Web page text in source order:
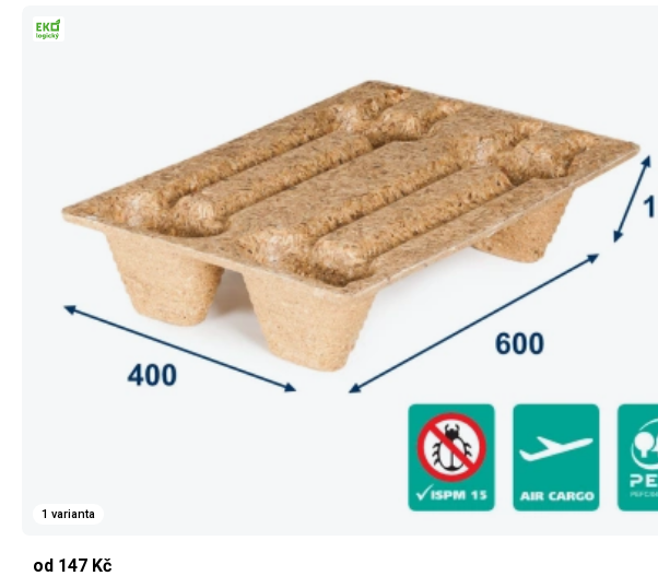
1 varianta
od 147 Kč